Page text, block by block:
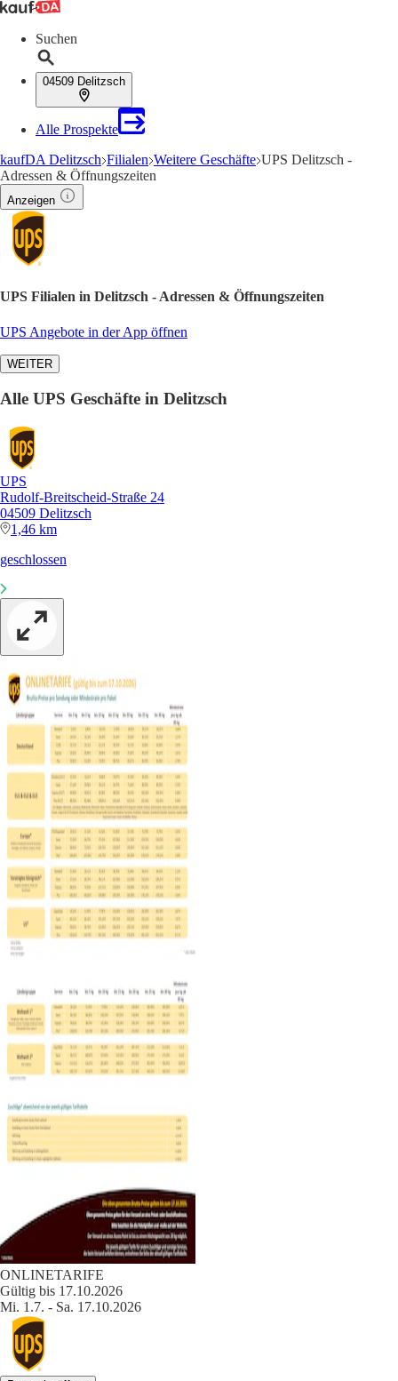
Suchen
04509 Delitzsch
Alle Prospekte
kaufDA Delitzsch Filialen Weitere Geschäfte UPS Delitzsch -
Adressen & Öffnungszeiten
Anzeigen
UPS Filialen in Delitzsch - Adressen & Öffnungszeiten
UPS Angebote in der App öffnen
WEITER
Alle UPS Geschäfte in Delitzsch
UPS
Rudolf-Breitscheid-Straße 24
04509 Delitzsch
1,46 km
geschlossen
ONLINETARIFE
Gültig bis 17.10.2026
Mi. 1.7. - Sa. 17.10.2026